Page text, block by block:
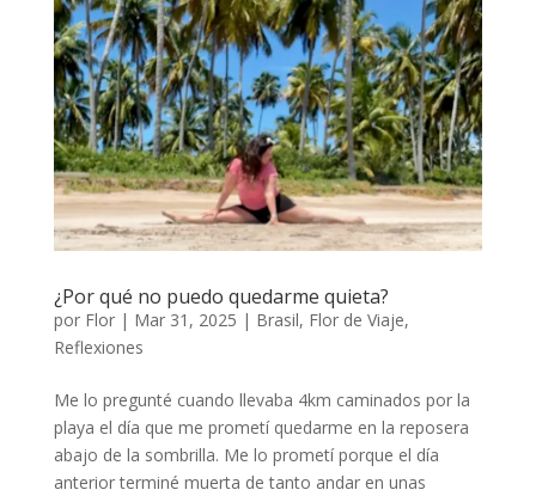
¿Por qué no puedo quedarme quieta?
por Flor| Mar 31, 2025 | Brasil, Flor de Viaje,
Reflexiones
Me lo pregunté cuando llevaba 4km caminados por la
playa el día que me prometí quedarme en la reposera
abajo de la sombrilla. Me lo prometí porque el día
anterior terminé muerta de tanto andar en unas